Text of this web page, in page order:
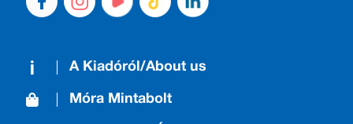
A Kiadóról/About us
Móra Mintabolt